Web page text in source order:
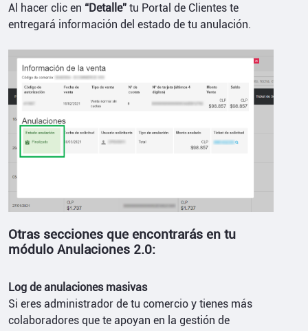
Al hacer clic en “Detalle” tu Portal de Clientes te
entregará información del estado de tu anulación.
Otras secciones que encontrarás en tu
módulo Anulaciones 2.0:
Log de anulaciones masivas
Si eres administrador de tu comercio y tienes más
colaboradores que te apoyan en la gestión de